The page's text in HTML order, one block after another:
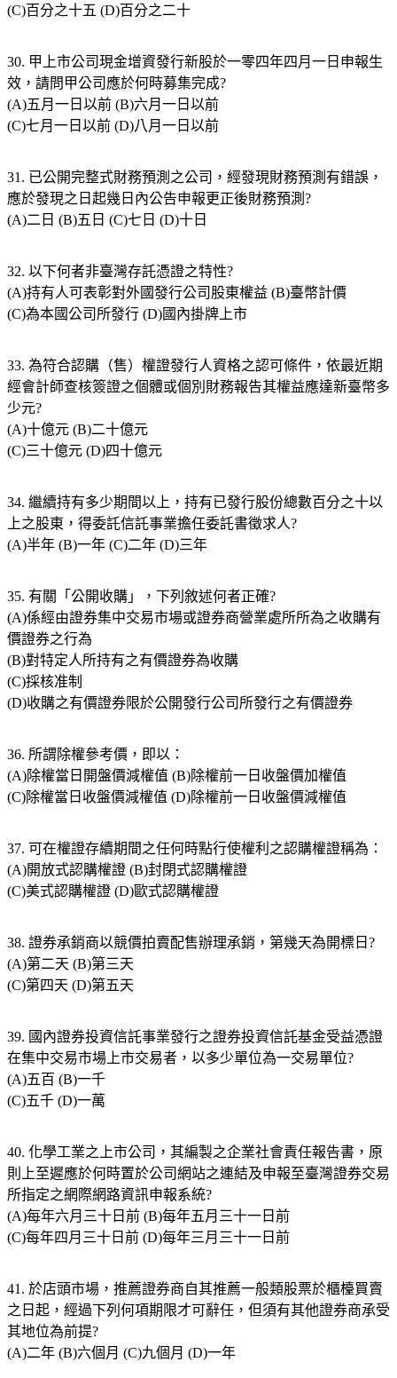
(C)百分之十五 (D)百分之二十
30. 甲上市公司現金增資發行新股於一零四年四月一日申報生
效，請問甲公司應於何時募集完成?
(A)五月一日以前 (B)六月一日以前
(C)七月一日以前 (D)八月一日以前
31. 已公開完整式財務預測之公司，經發現財務預測有錯誤，
應於發現之日起幾日內公告申報更正後財務預測?
(A)二日 (B)五日 (C)七日 (D)十日
32. 以下何者非臺灣存託憑證之特性?
(A)持有人可表彰對外國發行公司股東權益 (B)臺幣計價
(C)為本國公司所發行 (D)國內掛牌上市
33. 為符合認購（售）權證發行人資格之認可條件，依最近期
經會計師查核簽證之個體或個別財務報告其權益應達新臺幣多
少元?
(A)十億元 (B)二十億元
(C)三十億元 (D)四十億元
34. 繼續持有多少期間以上，持有已發行股份總數百分之十以
上之股東，得委託信託事業擔任委託書徵求人?
(A)半年 (B)一年 (C)二年 (D)三年
35. 有關「公開收購」，下列敘述何者正確?
(A)係經由證券集中交易市場或證券商營業處所所為之收購有
價證券之行為
(B)對特定人所持有之有價證券為收購
(C)採核准制
(D)收購之有價證券限於公開發行公司所發行之有價證券
36. 所謂除權參考價，即以：
(A)除權當日開盤價減權值 (B)除權前一日收盤價加權值
(C)除權當日收盤價減權值 (D)除權前一日收盤價減權值
37. 可在權證存續期間之任何時點行使權利之認購權證稱為：
(A)開放式認購權證 (B)封閉式認購權證
(C)美式認購權證 (D)歐式認購權證
38. 證券承銷商以競價拍賣配售辦理承銷，第幾天為開標日?
(A)第二天 (B)第三天
(C)第四天 (D)第五天
39. 國內證券投資信託事業發行之證券投資信託基金受益憑證
在集中交易市場上市交易者，以多少單位為一交易單位?
(A)五百 (B)一千
(C)五千 (D)一萬
40. 化學工業之上市公司，其編製之企業社會責任報告書，原
則上至遲應於何時置於公司網站之連結及申報至臺灣證券交易
所指定之網際網路資訊申報系統?
(A)每年六月三十日前 (B)每年五月三十一日前
(C)每年四月三十日前 (D)每年三月三十一日前
41. 於店頭市場，推薦證券商自其推薦一般類股票於櫃檯買賣
之日起，經過下列何項期限才可辭任，但須有其他證券商承受
其地位為前提?
(A)二年 (B)六個月 (C)九個月 (D)一年